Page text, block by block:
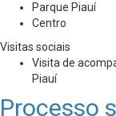
Parque Piauí
Centro
Visitas sociais
Visita de
Piauí
Processo